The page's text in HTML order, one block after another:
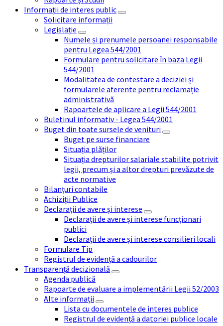
Informații de interes public
Solicitare informații
Legislație
Numele și prenumele persoanei responsabile
pentru Legea 544/2001
Formulare pentru solicitare în baza Legii
544/2001
Modalitatea de contestare a deciziei și
formularele aferente pentru reclamație
administrativă
Rapoartele de aplicare a Legii 544/2001
Buletinul informativ - Legea 544/2001
Buget din toate sursele de venituri
Buget pe surse financiare
Situația plăților
Situația drepturilor salariale stabilite potrivit
legii, precum și a altor drepturi prevăzute de
acte normative
Bilanțuri contabile
Achiziții Publice
Declarații de avere și interese
Declarații de avere și interese funcționari
publici
Declarații de avere și interese consilieri locali
Formulare Tip
Registrul de evidență a cadourilor
Transparență decizională
Agenda publică
Rapoarte de evaluare a implementării Legii 52/2003
Alte informații
Lista cu documentele de interes publice
Registrul de evidență a datoriei publice locale